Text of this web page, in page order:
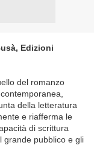
Edizioni
del romanzo
della letteratura
e riafferma le
di scrittura
grande pubblico e gli